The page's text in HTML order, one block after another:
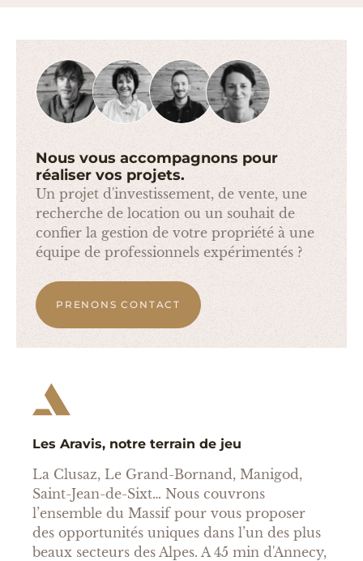
Nous vous accompagnons pour
réaliser vos projets.
Un projet d'investissement, de vente, une
recherche de location ou un souhait de
confier la gestion de votre propriété à une
équipe de professionnels expérimentés ?
PRENONS CONTACT
Les Aravis, notre terrain de jeu
La Clusaz, Le Grand-Bornand, Manigod,
Saint-Jean-de-Sixt… Nous couvrons
l’ensemble du Massif pour vous proposer
des opportunités uniques dans l’un des plus
beaux secteurs des Alpes. A 45 min d'Annecy,